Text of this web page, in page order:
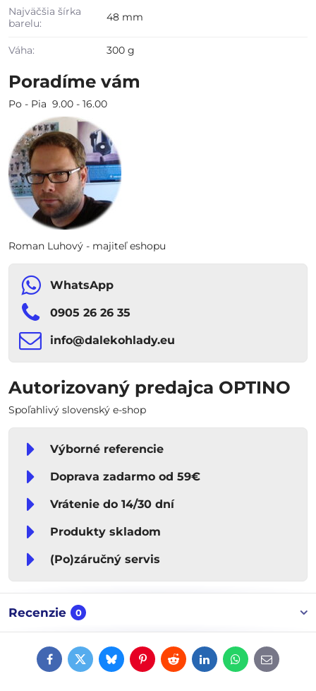
Najväčšia šírka
barelu:
48 mm
Váha: 300 g
Poradíme vám
Po - Pia 9.00 - 16.00
Roman Luhový - majiteľ eshopu
WhatsApp
0905 26 26 35
info​​@dalekohlady​​.eu
Autorizovaný predajca OPTINO
Spoľahlivý slovenský e-shop
Výborné referencie
Doprava zadarmo od 59€
Vrátenie do 14/30 dní
Produkty skladom
(Po)záručný servis
Recenzie 0
FacebookTwitterBlueskyPinterestRedditLinkedInWhatsApp
E-
mail